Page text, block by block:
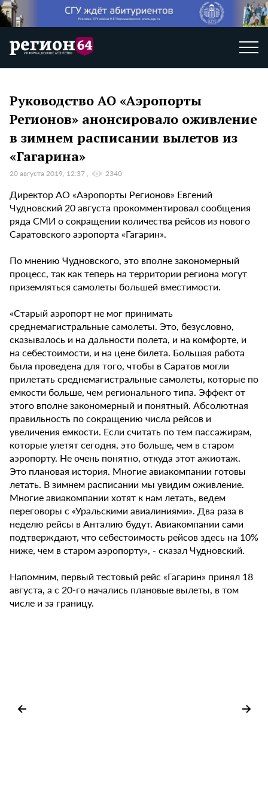
Руководство АО «Аэропорты
Регионов» анонсировало оживление
в зимнем расписании вылетов из
«Гагарина»
20 августа 2019, 12:37 2340
Директор АО «Аэропорты Регионов» Евгений
Чудновский 20 августа прокомментировал сообщения
ряда СМИ о сокращении количества рейсов из нового
Саратовского аэропорта «Гагарин».
По мнению Чудновского, это вполне закономерный
процесс, так как теперь на территории региона могут
приземляться самолеты большей вместимости.
«Старый аэропорт не мог принимать
среднемагистральные самолеты. Это, безусловно,
сказывалось и на дальности полета, и на комфорте, и
на себестоимости, и на цене билета. Большая работа
была проведена для того, чтобы в Саратов могли
прилетать среднемагистральные самолеты, которые по
емкости больше, чем регионального типа. Эффект от
этого вполне закономерный и понятный. Абсолютная
правильность по сокращению числа рейсов и
увеличения емкости. Если считать по тем пассажирам,
которые улетят сегодня, это больше, чем в старом
аэропорту. Не очень понятно, откуда этот ажиотаж.
Это плановая история. Многие авиакомпании готовы
летать. В зимнем расписании мы увидим оживление.
Многие авиакомпании хотят к нам летать, ведем
переговоры с «Уральскими авиалиниями». Два раза в
неделю рейсы в Анталию будут. Авиакомпании сами
подтверждают, что себестоимость рейсов здесь на 10%
ниже, чем в старом аэропорту», - сказал Чудновский.
Напомним, первый тестовый рейс «Гагарин» принял 18
августа, а с 20-го начались плановые вылеты, в том
числе и за границу.